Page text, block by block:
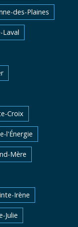
des-Plaines
Croix
l'Énergie
Mère
Irène
Julie